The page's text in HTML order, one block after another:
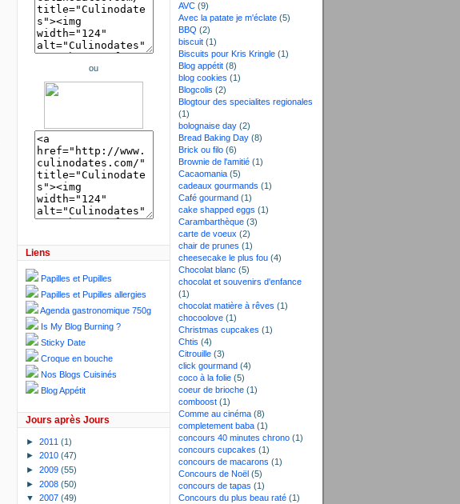
ou
Liens
Papilles et Pupilles
Papilles et Pupilles allergies
Agenda gastronomique 750g
Is My Blog Burning ?
Sticky Date
Croque en bouche
Nos Blogs Cuisinés
Blog Appétit
Jours après Jours
► 2011 (1)
► 2010 (47)
► 2009 (55)
► 2008 (50)
▼ 2007 (49)
AVC (9)
Avec la patate je m'éclate (5)
BBQ (2)
biscuit (1)
Biscuits pour Kris Kringle (1)
Blog appétit (8)
blog cookies (1)
Blogcolis (2)
Blogtour des specialites regionales
(1)
bolognaise day (2)
Bread Baking Day (8)
Brick ou filo (6)
Brownie de l'amitié (1)
Cacaomania (5)
cadeaux gourmands (1)
Café gourmand (1)
cake shapped eggs (1)
Carambarthèque (3)
carte de voeux (2)
chair de prunes (1)
cheesecake le plus fou (4)
Chocolat blanc (5)
chocolat et souvenirs d'enfance
(1)
chocolat matière à rêves (1)
chocoolove (1)
Christmas cupcakes (1)
Chtis (4)
Citrouille (3)
click gourmand (4)
coco à la folie (5)
coeur de brioche (1)
comboost (1)
Comme au cinéma (8)
completement baba (1)
concours 40 minutes chrono (1)
concours cupcakes (1)
concours de macarons (1)
Concours de Noël (5)
concours de tapas (1)
Concours du plus beau raté (1)